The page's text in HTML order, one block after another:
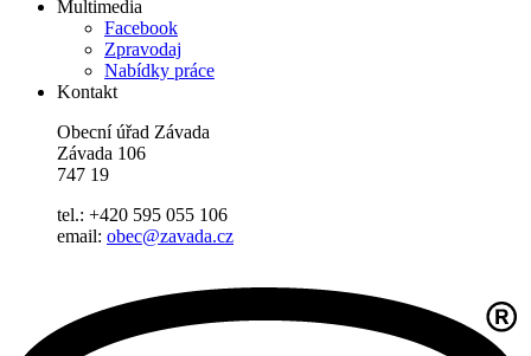
Multimedia
Facebook
Zpravodaj
Nabídky práce
Kontakt
Obecní úřad Závada
Závada 106
747 19
tel.: +420 595 055 106
email: obec@zavada.cz